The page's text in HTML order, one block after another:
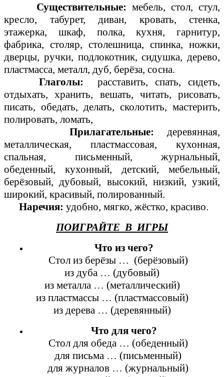
Существительные:мебель, стол, стул,
кресло, табурет, диван, кровать, стенка,
этажерка, шкаф, полка, кухня, гарнитур,
фабрика, столяр, столешница, спинка, ножки,
дверцы, ручки, подлокотник, сидушка, дерево,
пластмасса, металл, дуб, берёза, сосна.
Глаголы: расставить, спать, сидеть,
отдыхать, хранить, вешать, читать, рисовать,
писать, обедать, делать, сколотить, мастерить,
полировать, ломать,
Прилагательные: деревянная,
металлическая, пластмассовая, кухонная,
спальная, письменный, журнальный,
обеденный, кухонный, детский, мебельный,
берёзовый, дубовый, высокий, низкий, узкий,
широкий, красивый, полированный.
Наречия: удобно, мягко, жёстко, красиво.
ПОИГРАЙТЕ В ИГРЫ
Что из чего?
Стол из берёзы … (берёзовый)
из дуба … (дубовый)
из металла … (металлический)
из пластмассы … (пластмассовый)
из дерева … (деревянный)
Что для чего?
Стол для обеда … (обеденный)
для письма … (письменный)
для журналов … (журнальный)